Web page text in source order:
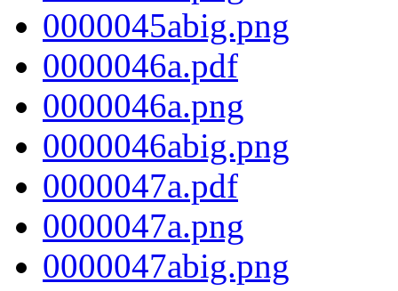
0000045abig.png
0000046a.pdf
0000046a.png
0000046abig.png
0000047a.pdf
0000047a.png
0000047abig.png